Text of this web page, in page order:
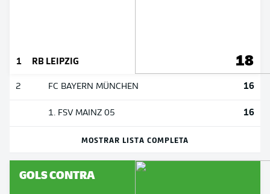
1 RB LEIPZIG 18
2 FC BAYERN MÜNCHEN 16
1. FSV MAINZ 05 16
MOSTRAR LISTA COMPLETA
GOLS CONTRA